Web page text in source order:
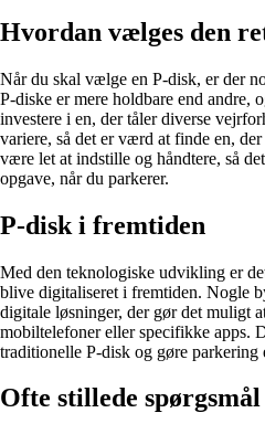
Hvordan vælges den
Når du skal vælge en P-disk, er der
P-diske er mere holdbare end andre,
investere i en, der tåler diverse
variere, så det er værd at finde en,
være let at indstille og håndtere, så
opgave, når du parkerer.
P-disk i fremtiden
Med den teknologiske udvikling er
blive digitaliseret i fremtiden. Nogle
digitale løsninger, der gør det muligt
mobiltelefoner eller specifikke apps.
traditionelle P-disk og gøre parkering
Ofte stillede spørgsmål